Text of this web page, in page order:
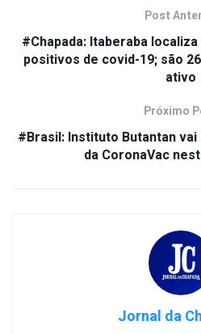
Post
#Chapada: Itaberaba
positivos de covid-19; são
ativo
Próximo
#Brasil: Instituto Butantan
da CoronaVac
Jornal da